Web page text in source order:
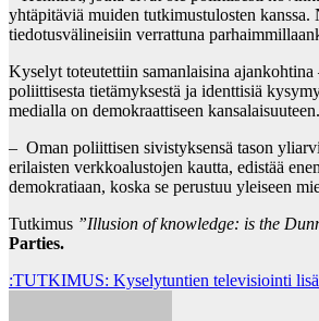
yhtäpitäviä muiden tutkimustulosten
tiedotusvälineisiin verrattuna
Kyselyt toteutettiin samanlaisina
poliittisesta tietämyksestä ja identtisiä
medialla on demokraattiseen kansalaisuuteen.
– Oman poliittisen sivistyksensä tason
erilaisten verkkoalustojen kautta, edistää
demokratiaan, koska se perustuu yleiseen
Tutkimus ”Illusion of knowledge: is the
Parties.
Post
:TUTKIMUS: Kyselytuntien televisiointi